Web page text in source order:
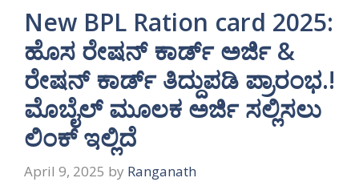
New BPL Ration card 2025:
ಹೊಸ ರೇಷನ್ ಕಾರ್ಡ್ ಅರ್ಜಿ &
ರೇಷನ್ ಕಾರ್ಡ್ ತಿದ್ದುಪಡಿ ಪ್ರಾರಂಭ.!
ಮೊಬೈಲ್ ಮೂಲಕ ಅರ್ಜಿ ಸಲ್ಲಿಸಲು
ಲಿಂಕ್ ಇಲ್ಲಿದೆ
April 9, 2025 by Ranganath